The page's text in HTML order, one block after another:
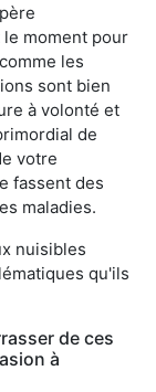
le moment pour
les
sont bien
à volonté et
de
votre
fassent des
maladies.
nuisibles
qu'ils
de ces
à